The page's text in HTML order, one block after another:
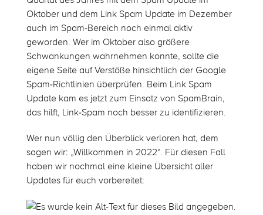
Oktober und dem Link Spam Update im Dezember
auch im Spam-Bereich noch einmal aktiv
geworden. Wer im Oktober also größere
Schwankungen wahrnehmen konnte, sollte die
eigene Seite auf Verstöße hinsichtlich der Google
Spam-Richtlinien überprüfen. Beim Link Spam
Update kam es jetzt zum Einsatz von SpamBrain,
das hilft, Link-Spam noch besser zu identifizieren.
Wer nun völlig den Überblick verloren hat, dem
sagen wir: „Willkommen in 2022“. Für diesen Fall
haben wir nochmal eine kleine Übersicht aller
Updates für euch vorbereitet: